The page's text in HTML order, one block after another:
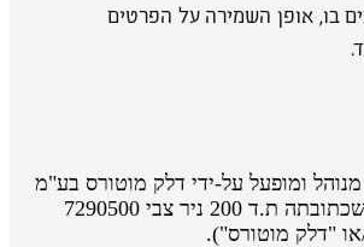
בו, אופן השמירה על הפרטים
ומופעל על-ידי דלק מוטורס בע"מ
ח.פ 510947153 שכתובתה ת.ד 200 ניר צבי 7290500
"דלק מוטורס").